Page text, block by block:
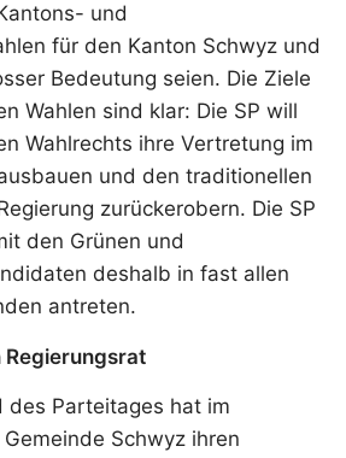
und
für den Kanton Schwyz und
Bedeutung seien. Die Ziele
Wahlen sind klar: Die SP will
Wahlrechts ihre Vertretung im
und den traditionellen
zurückerobern. Die SP
den Grünen und
deshalb in fast allen
antreten.
Regierungsrat
des Parteitages hat im
Schwyz ihren